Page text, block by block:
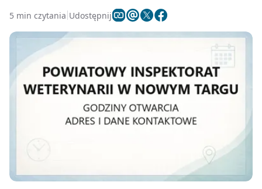
5 min czytania Udostępnij